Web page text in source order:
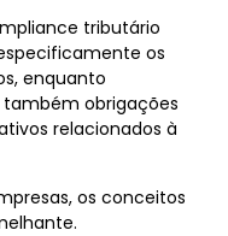
tributário
os
enquanto
obrigações
relacionados à
os conceitos